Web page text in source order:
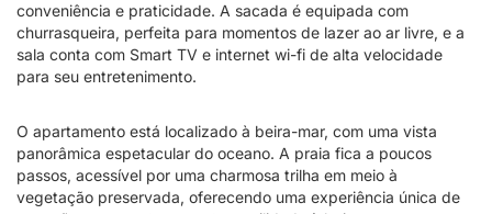
conveniência e praticidade. A sacada é equipada com
churrasqueira, perfeita para momentos de lazer ao ar livre, e a
sala conta com Smart TV e internet wi-fi de alta velocidade
para seu entretenimento.
O apartamento está localizado à beira-mar, com uma vista
panorâmica espetacular do oceano. A praia fica a poucos
passos, acessível por uma charmosa trilha em meio à
vegetação preservada, oferecendo uma experiência única de